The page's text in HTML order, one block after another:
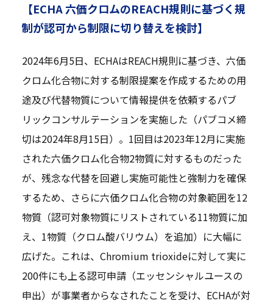
【ECHA 六価クロムのREACH規則に基づく規
制が認可から制限に切り替えを検討】
2024年6月5日、ECHAはREACH規則に基づき、六価
クロム化合物に対する制限提案を作成するための用
途及び代替物質について情報提供を依頼するパブ
リックコンサルテーションを実施した（パブコメ締
切は2024年8月15日）。1回目は2023年12月に実施
された六価クロム化合物2物質に対するものだった
が、残念な代替を回避し実施可能性と強制力を確保
するため、さらに六価クロム化合物の対象範囲を12
物質（認可対象物質にリストされている11物質に加
え、1物質（クロム酸バリウム）を追加）に大幅に
広げた。これは、Chromium trioxideに対して実に
200件にも上る認可申請（エッセンシャルユースの
申出）が事業者からなされたことを受け、ECHAが対